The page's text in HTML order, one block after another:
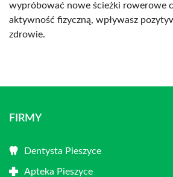
wypróbować nowe ścieżki rowerowe
aktywność fizyczną, wpływasz
zdrowie.
FIRMY
Dentysta Pieszyce
Apteka Pieszyce